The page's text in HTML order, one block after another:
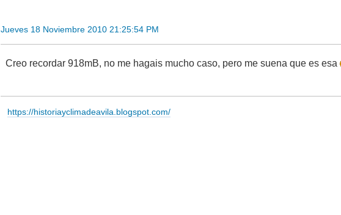
Jueves 18 Noviembre 2010 21:25:54 PM
Creo recordar 918mB, no me hagais mucho caso, pero me suena que es esa
https://historiayclimadeavila.blogspot.com/